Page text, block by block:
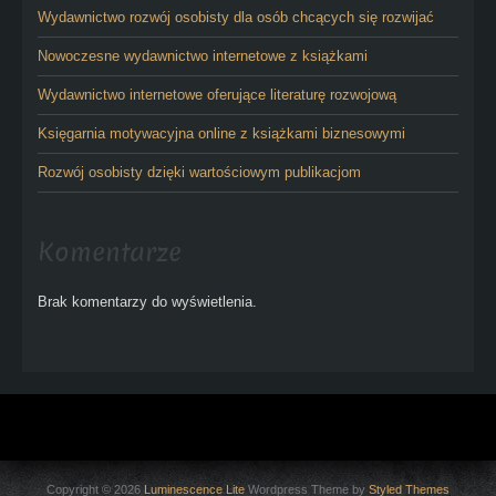
Wydawnictwo rozwój osobisty dla osób chcących się rozwijać
Nowoczesne wydawnictwo internetowe z książkami
Wydawnictwo internetowe oferujące literaturę rozwojową
Księgarnia motywacyjna online z książkami biznesowymi
Rozwój osobisty dzięki wartościowym publikacjom
Komentarze
Brak komentarzy do wyświetlenia.
Copyright © 2026 Luminescence Lite Wordpress Theme by Styled Themes